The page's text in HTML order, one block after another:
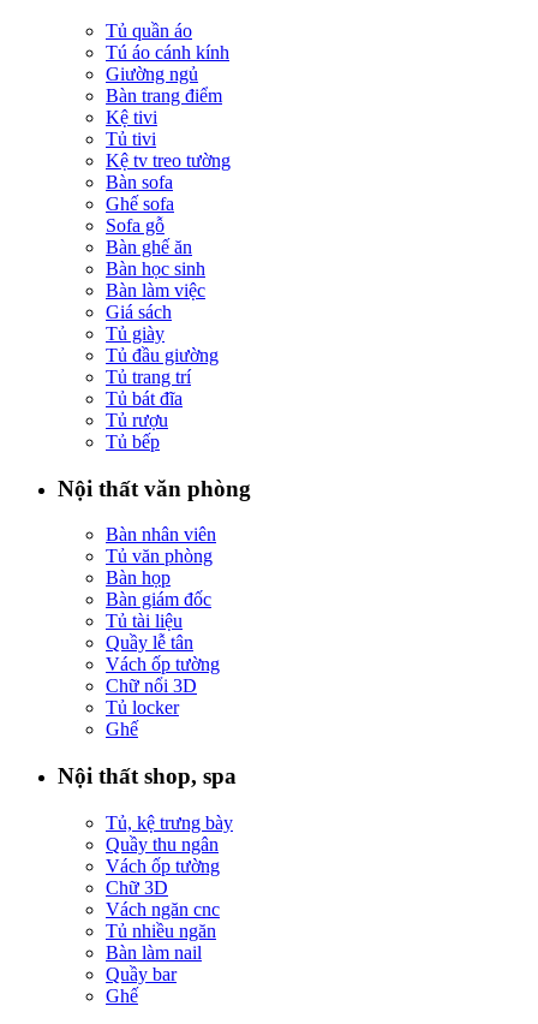
Tủ quần áo
Tú áo cánh kính
Giường ngủ
Bàn trang điểm
Kệ tivi
Tủ tivi
Kệ tv treo tường
Bàn sofa
Ghế sofa
Sofa gỗ
Bàn ghế ăn
Bàn học sinh
Bàn làm việc
Giá sách
Tủ giày
Tủ đầu giường
Tủ trang trí
Tủ bát đĩa
Tủ rượu
Tủ bếp
Nội thất văn phòng
Bàn nhân viên
Tủ văn phòng
Bàn họp
Bàn giám đốc
Tủ tài liệu
Quầy lễ tân
Vách ốp tường
Chữ nổi 3D
Tủ locker
Ghế
Nội thất shop, spa
Tủ, kệ trưng bày
Quầy thu ngân
Vách ốp tường
Chữ 3D
Vách ngăn cnc
Tủ nhiều ngăn
Bàn làm nail
Quầy bar
Ghế